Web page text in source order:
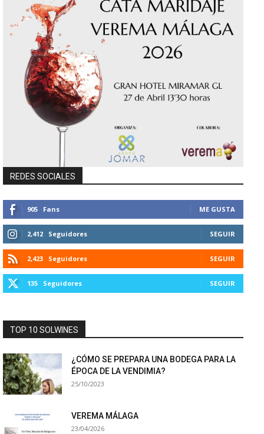
REDES SOCIALES
905 Fans ME GUSTA
2,412 Seguidores SEGUIR
2,423 Seguidores SEGUIR
135 Seguidores SEGUIR
TOP 10 SOLWINES
¿CÓMO SE PREPARA UNA BODEGA PARA LA
ÉPOCA DE LA VENDIMIA?
25/10/2023
VEREMA MÁLAGA
23/04/2026